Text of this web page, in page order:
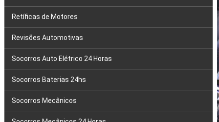
Retíficas de Motores
Revisões Automotivas
Socorros Auto Elétrico 24 Horas
Socorros Baterias 24hs
Socorros Mecânicos